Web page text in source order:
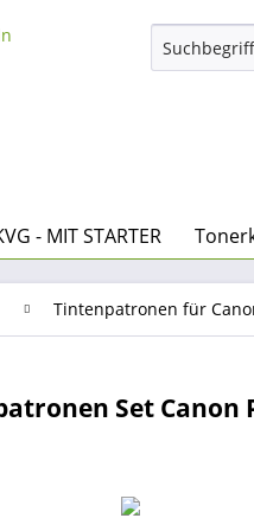
- MIT STARTER
Tintenpatronen für
Set Canon